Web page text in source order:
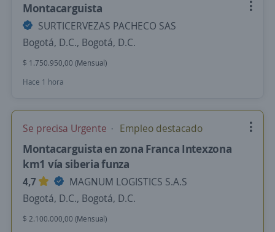
Montacarguista
SURTICERVEZAS PACHECO SAS
Bogotá, D.C., Bogotá, D.C.
$ 1.750.950,00 (Mensual)
Hace 1 hora
Se precisa Urgente Empleo destacado
Montacarguista en zona Franca Intexzona
km1 vía siberia funza
4,7
MAGNUM LOGISTICS S.A.S
Bogotá, D.C., Bogotá, D.C.
$ 2.100.000,00 (Mensual)